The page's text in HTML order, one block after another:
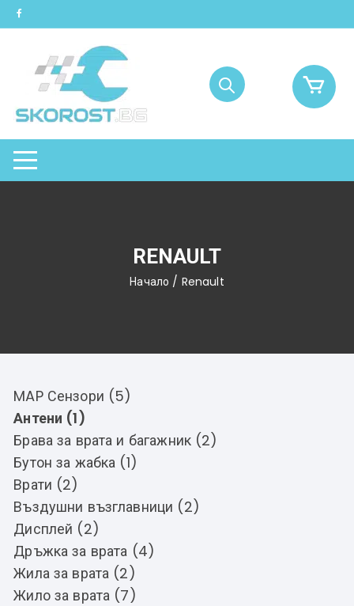
Skip
to
RENAULT
Начало / Renault
MAP Сензори (5)
Антени (1)
Брава за врата и багажник (2)
Бутон за жабка (1)
Врати (2)
Въздушни възглавници (2)
Дисплей (2)
Дръжка за врата (4)
Жила за врата (2)
Жило за врата (7)